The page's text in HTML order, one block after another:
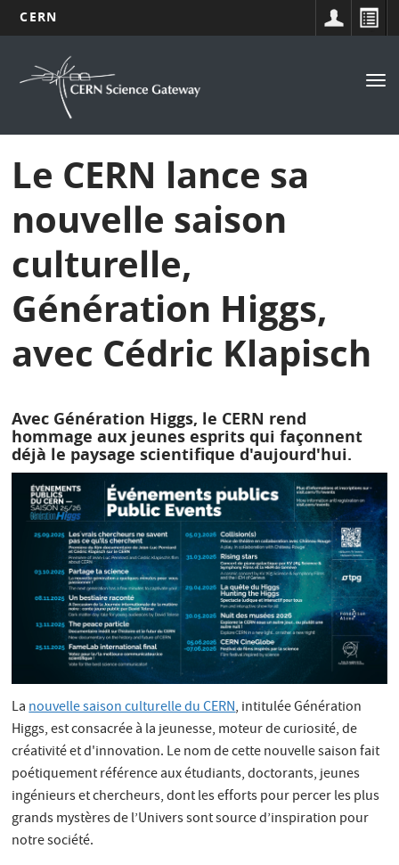
contenu
CERN
Navigation
principale
Le CERN lance sa
nouvelle saison
culturelle,
Génération Higgs,
avec Cédric Klapisch
Avec Génération Higgs, le CERN rend
hommage aux jeunes esprits qui façonnent
déjà le paysage scientifique d'aujourd'hui.
Lanouvelle saison culturelle du CERN, intitulée Génération
Higgs, est consacrée à la jeunesse, moteur de curiosité, de
créativité et d'innovation. Le nom de cette nouvelle saison fait
poétiquement référence aux étudiants, doctorants, jeunes
ingénieurs et chercheurs, dont les efforts pour percer les plus
grands mystères de l’Univers sont source d’inspiration pour
notre société.